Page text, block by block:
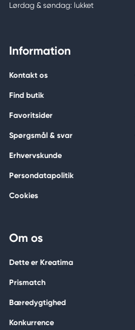
Lørdag & søndag: lukket
Information
Kontakt os
Find butik
Favoritsider
Spørgsmål & svar
Erhvervskunde
Persondatapolitik
Cookies
Om os
Dette er Kreatima
Prismatch
Bæredygtighed
Konkurrence